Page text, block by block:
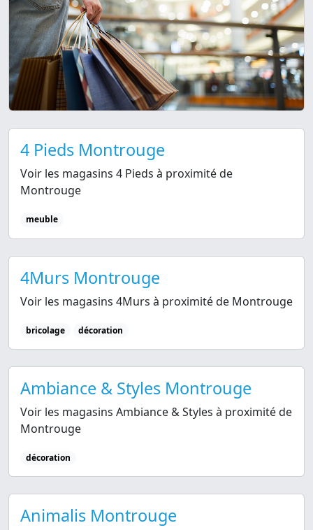
4 Pieds Montrouge
Voir les magasins 4 Pieds à proximité de
Montrouge
meuble
4Murs Montrouge
Voir les magasins 4Murs à proximité de Montrouge
bricolage décoration
Ambiance & Styles Montrouge
Voir les magasins Ambiance & Styles à proximité de
Montrouge
décoration
Animalis Montrouge